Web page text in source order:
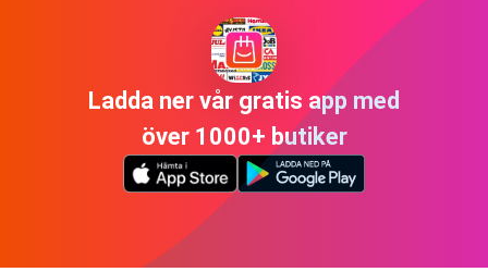
Ladda ner vår gratis app med
över 1000+ butiker